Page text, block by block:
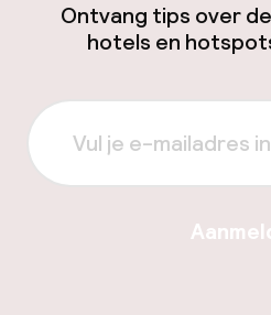
Ontvang tips over
hotels en